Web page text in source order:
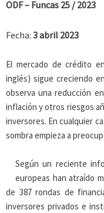
ODF – Funcas 25 / 2023
Fecha: 3 abril 2023
El mercado de crédito
inglés) sigue creciendo
observa una reducción
inflación y otros riesgos
inversores. En cualquier
sombra empieza a
Según un reciente
europeas han atraído
de 387 rondas de
inversores privados e